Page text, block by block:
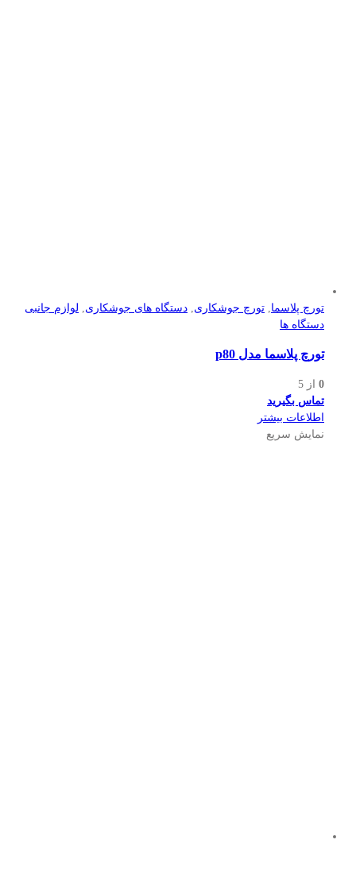
تورچ پلاسما, تورچ جوشکاری, دستگاه های جوشکاری, لوازم جانبی
دستگاه ها
تورچ پلاسما مدل p80
0 از 5
تماس بگیرید
اطلاعات بیشتر
نمایش سریع